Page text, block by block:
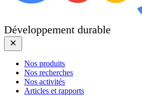
Développement durable
Nos produits
Nos recherches
Nos activités
Articles et rapports